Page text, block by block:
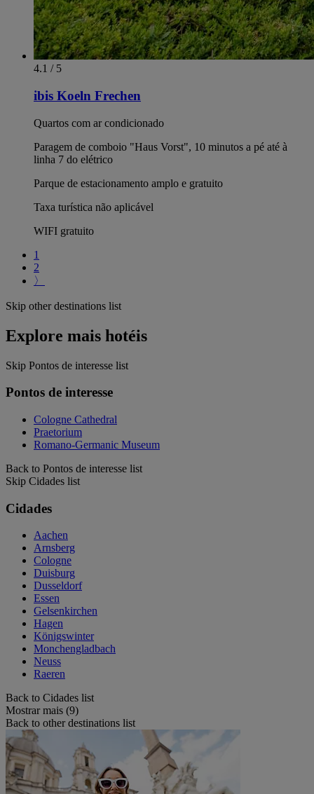
4.1 / 5
ibis Koeln Frechen
Quartos com ar condicionado
Paragem de comboio "Haus Vorst", 10 minutos a pé até à
linha 7 do elétrico
Parque de estacionamento amplo e gratuito
Taxa turística não aplicável
WIFI gratuito
1
2
〉
Skip other destinations list
Explore mais hotéis
Skip Pontos de interesse list
Pontos de interesse
Cologne Cathedral
Praetorium
Romano-Germanic Museum
Back to Pontos de interesse list
Skip Cidades list
Cidades
Aachen
Arnsberg
Cologne
Duisburg
Dusseldorf
Essen
Gelsenkirchen
Hagen
Königswinter
Monchengladbach
Neuss
Raeren
Back to Cidades list
Mostrar mais (9)
Back to other destinations list